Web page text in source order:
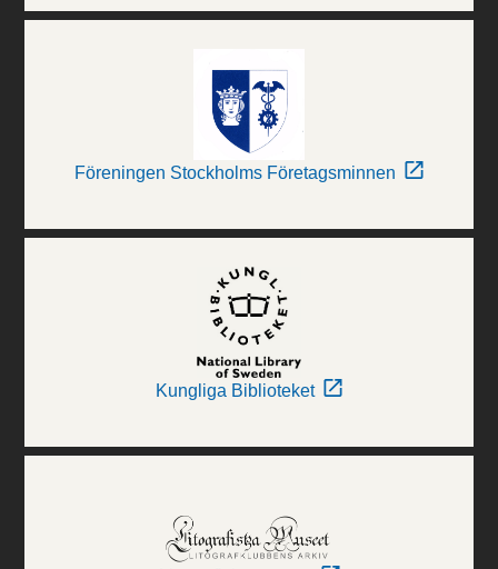
Föreningen Stockholms Företagsminnen
Kungliga Biblioteket